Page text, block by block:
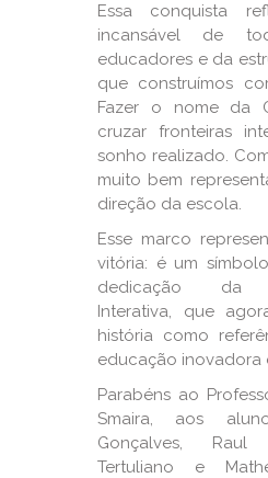
Essa conquista
incansável de
educadores e da
que construímos
Fazer o nome da
cruzar fronteiras
sonho realizado.
muito bem
direção da escola.
Esse marco
vitória: é um
dedicação da
Interativa, que
história como
educação inovadora
Parabéns ao
Smaira, aos
Gonçalves, Raul
Tertuliano e